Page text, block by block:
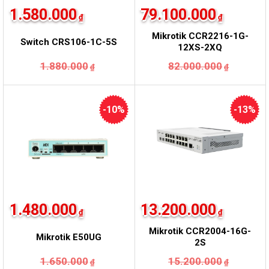
Switch CRS106-1C-5S
1.880.000 ₫
là:
1.880.000₫.
1.580.000 ₫
tại
là:
1.580.000₫.
Mikrotik CCR2216-1G-
12XS-2XQ
82.000.000 ₫
là:
79.100.000 ₫
tại
là:
-10%
Mikrotik E50UG
1.650.000 ₫
1.480.000 ₫
-13%
Mikrotik CCR2004-16G-
2S
15.200.000 ₫
13.200.000 ₫